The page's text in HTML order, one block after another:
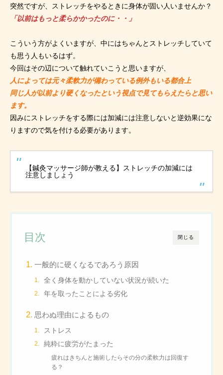
突然ですが、ストレッチをやるときに身体が固い人いませんか？
「以前はもっと柔らかかったのに・・」
こういう方がよくいますが、中にはちゃんとストレッチしていて
も思う人もいるはず。
今回はその辺について触れていこうと思いますが、
人によっては元々柔軟力が備わっている例外もいる都合上
同じ人が以前より硬くなったという視点で見てもらえたらと思い
ます。
因みにストレッチをする際には加減には注意しないと逆効果にな
りますので気を付ける必要があります。
【鍼灸マッサージ師が教える】ストレッチの加減には
注意しましょう
閉じる
目次
一般的に硬くなるであろう原因
全く身体を動かしていない状況が続いた
年を取ったことによる劣化
思わぬ理由によるもの
ストレス
純粋に疲労がたまった
疲れはきちんと施術したらその分の柔軟力は回復す
る？